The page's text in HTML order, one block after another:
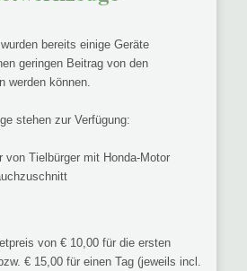
bereits einige Geräte
geringen Beitrag von den
werden können.
stehen zur Verfügung:
von Tielbürger mit Honda-Motor
von € 10,00 für die ersten
€ 15,00 für einen Tag (jeweils incl.